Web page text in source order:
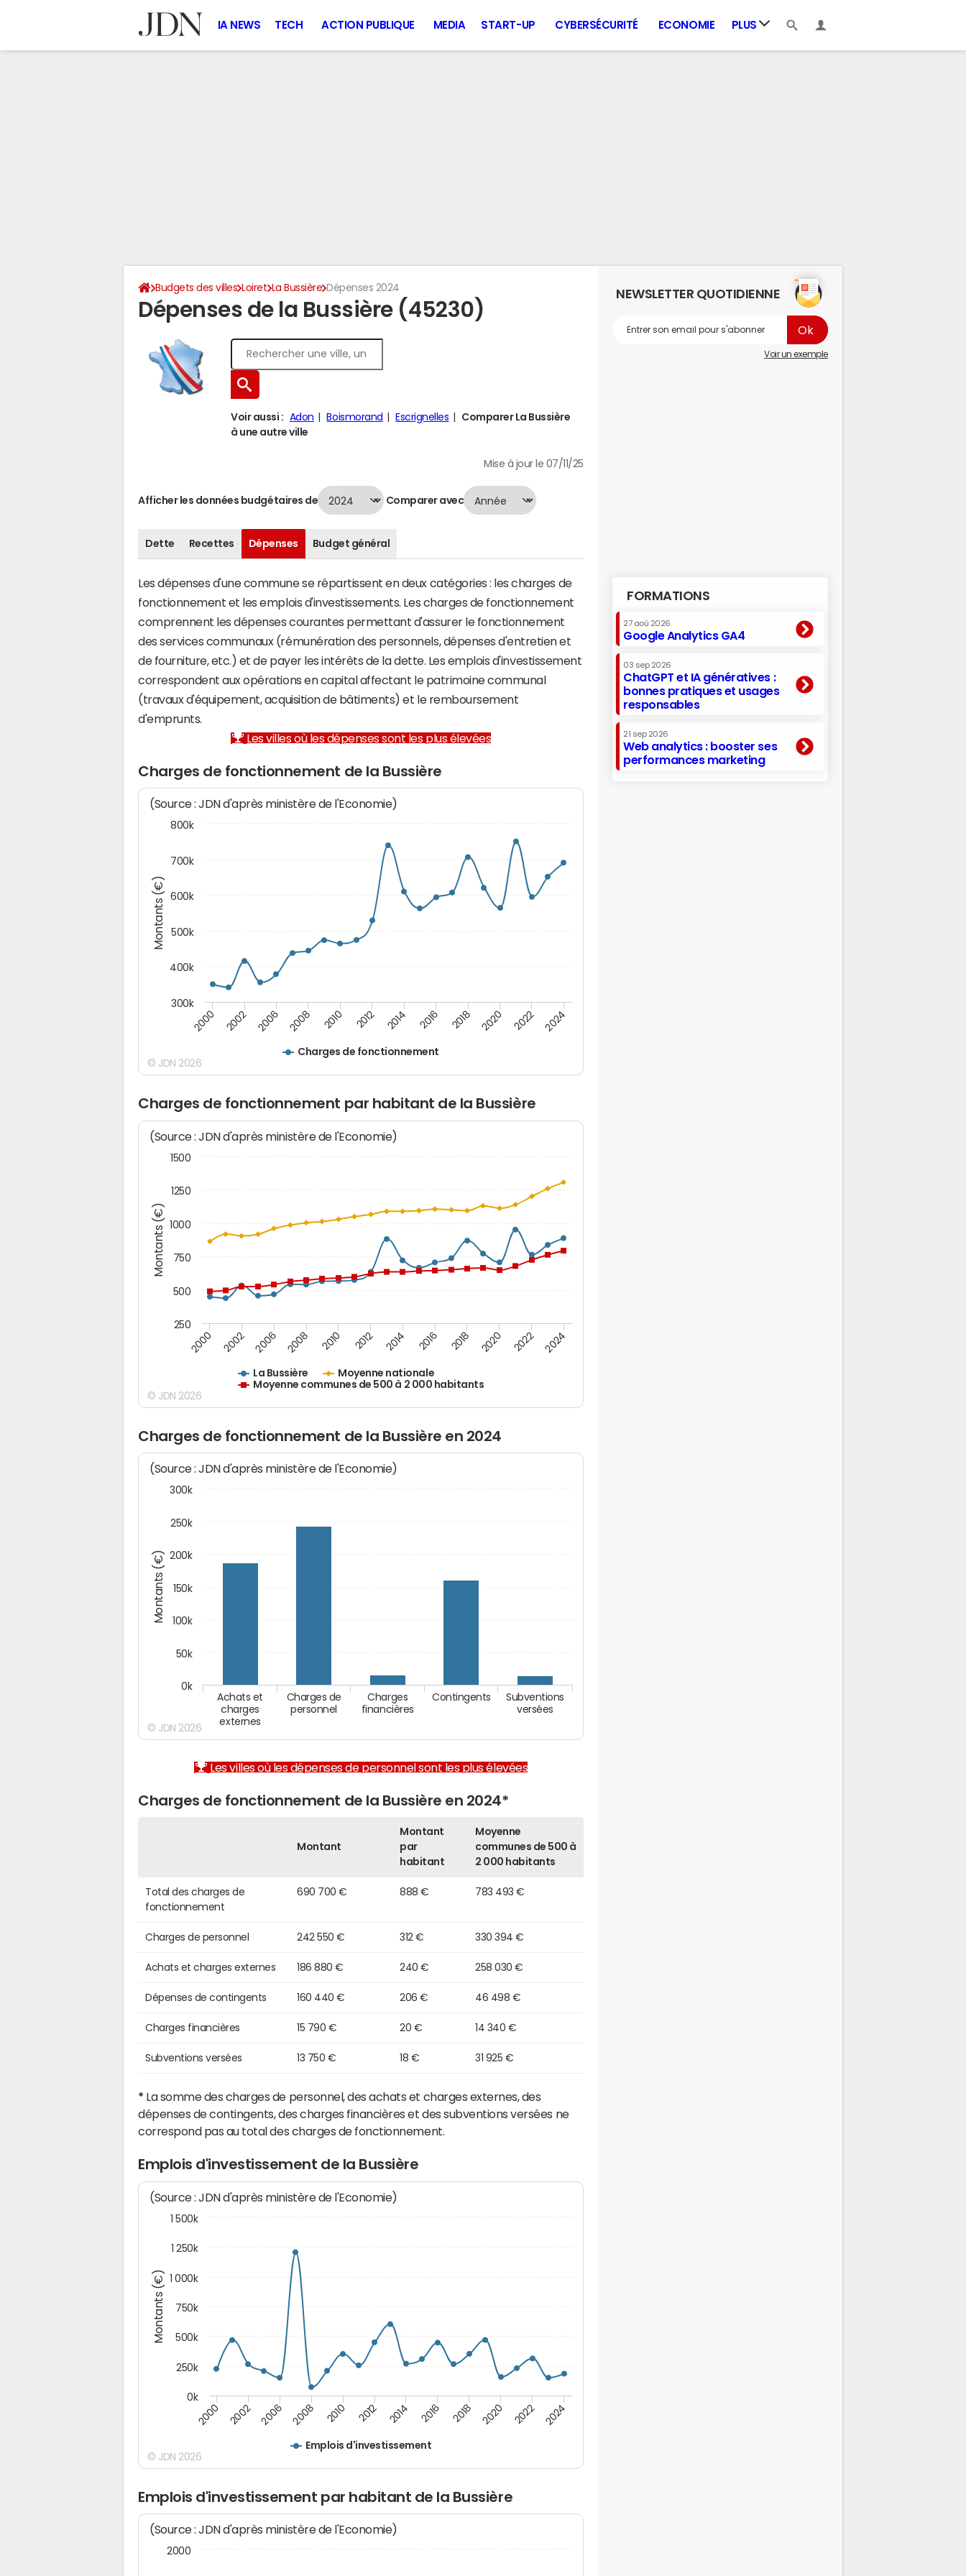
IA NEWS TECH ACTION PUBLIQUE MEDIA START-UP CYBERSÉCURITÉ ECONOMIE PLUS
Budgets des villes Loiret La Bussière Dépenses 2024
Dépenses de la Bussière (45230)
Voir aussi : Adon Boismorand Escrignelles
Comparer La Bussière
à une autre ville
Mise à jour le 07/11/25
Afficher les données budgétaires de Comparer avec
Dette Recettes Dépenses Budget général
Les dépenses d'une commune se répartissent en deux catégories : les charges de
fonctionnement et les emplois d'investissements. Les charges de fonctionnement
comprennent les dépenses courantes permettant d'assurer le fonctionnement
des services communaux (rémunération des personnels, dépenses d'entretien et
de fourniture, etc.) et de payer les intérêts de la dette. Les emplois d'investissement
correspondent aux opérations en capital affectant le patrimoine communal
(travaux d'équipement, acquisition de bâtiments) et le remboursement
d'emprunts.
Les villes où les dépenses sont les plus élevées
Charges de fonctionnement de la Bussière
Montants (€)
(Source : JDN d'après ministère de l'Economie)
Charges de fonctionnement
2000 2002 2006 2008 2010 2012 2014 2016 2018 2020 2022 2024
300k
400k
500k
600k
700k
800k
© JDN 2026
Charges de fonctionnement par habitant de la Bussière
Montants (€)
(Source : JDN d'après ministère de l'Economie)
La Bussière
Moyenne nationale
Moyenne communes de 500 à 2 000 habitants
2000 2002 2006 2008 2010 2012 2014 2016 2018 2020 2022 2024
250
500
750
1000
1250
1500
© JDN 2026
Charges de fonctionnement de la Bussière en 2024
Montants (€)
(Source : JDN d'après ministère de l'Economie)
Achats et
charges
externes
Charges de
personnel
Charges
financières
Contingents
Subventions
versées
0k
50k
100k
150k
200k
250k
300k
© JDN 2026
Les villes où les dépenses de personnel sont les plus élevées
Charges de fonctionnement de la Bussière en 2024*
Montant
Montant
par
habitant
Moyenne
communes de 500 à
2 000 habitants
Total des charges de
fonctionnement
690 700 € 888 € 783 493 €
Charges de personnel 242 550 € 312 € 330 394 €
Achats et charges externes 186 880 € 240 € 258 030 €
Dépenses de contingents 160 440 € 206 € 46 498 €
Charges financières 15 790 € 20 € 14 340 €
Subventions versées 13 750 € 18 € 31 925 €
* La somme des charges de personnel, des achats et charges externes, des
dépenses de contingents, des charges financières et des subventions versées ne
correspond pas au total des charges de fonctionnement.
Emplois d'investissement de la Bussière
Montants (€)
(Source : JDN d'après ministère de l'Economie)
Emplois d'investissement
2000 2002 2006 2008 2010 2012 2014 2016 2018 2020 2022 2024
0k
250k
500k
750k
1 000k
1 250k
1 500k
© JDN 2026
Emplois d'investissement par habitant de la Bussière
(Source : JDN d'après ministère de l'Economie)
2000
NEWSLETTER QUOTIDIENNE
Voir un exemple
FORMATIONS
27 aoû 2026
Google Analytics GA4
03 sep 2026
ChatGPT et IA génératives :
bonnes pratiques et usages
responsables
21 sep 2026
Web analytics : booster ses
performances marketing